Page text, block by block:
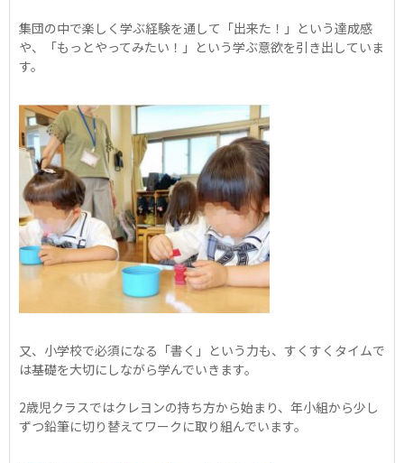
集団の中で楽しく学ぶ経験を通して「出来た！」という達成感
や、「もっとやってみたい！」という学ぶ意欲を引き出していま
す。
又、小学校で必須になる「書く」という力も、すくすくタイムで
は基礎を大切にしながら学んでいきます。
2歳児クラスではクレヨンの持ち方から始まり、年小組から少し
ずつ鉛筆に切り替えてワークに取り組んでいます。